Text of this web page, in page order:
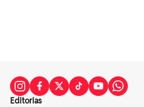
Editorias